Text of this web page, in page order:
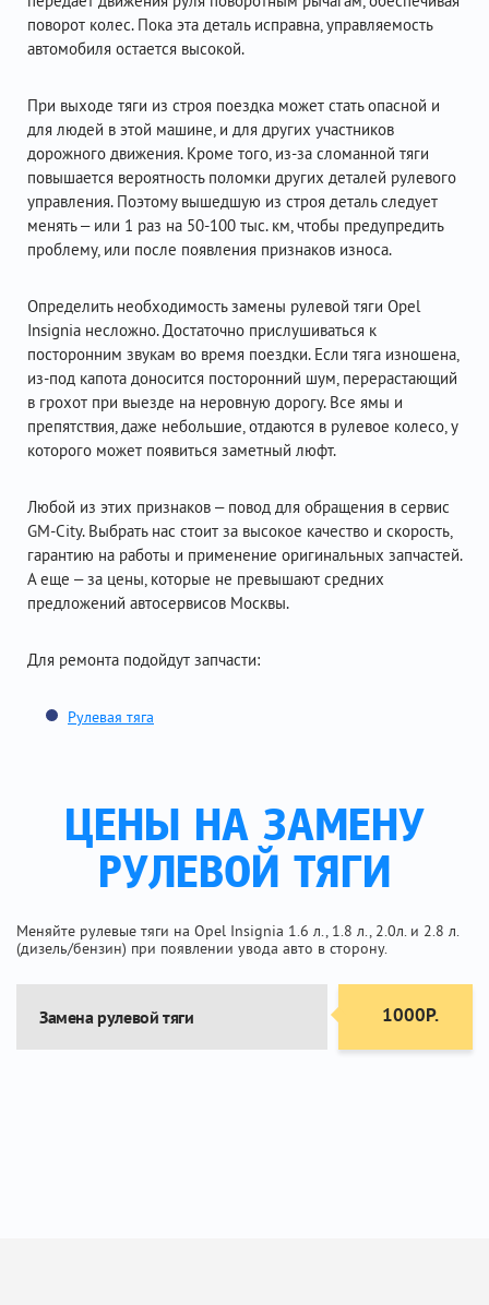
поворот колес. Пока эта деталь исправна, управляемость
автомобиля остается высокой.
При выходе тяги из строя поездка может стать опасной и
для людей в этой машине, и для других участников
дорожного движения. Кроме того, из-за сломанной тяги
повышается вероятность поломки других деталей рулевого
управления. Поэтому вышедшую из строя деталь следует
менять – или 1 раз на 50-100 тыс. км, чтобы предупредить
проблему, или после появления признаков износа.
Определить необходимость замены рулевой тяги Opel
Insignia несложно. Достаточно прислушиваться к
посторонним звукам во время поездки. Если тяга изношена,
из-под капота доносится посторонний шум, перерастающий
в грохот при выезде на неровную дорогу. Все ямы и
препятствия, даже небольшие, отдаются в рулевое колесо, у
которого может появиться заметный люфт.
Любой из этих признаков – повод для обращения в сервис
GM-City. Выбрать нас стоит за высокое качество и скорость,
гарантию на работы и применение оригинальных запчастей.
А еще – за цены, которые не превышают средних
предложений автосервисов Москвы.
Для ремонта подойдут запчасти:
Рулевая тяга
ЦЕНЫ НА ЗАМЕНУ
РУЛЕВОЙ ТЯГИ
Меняйте рулевые тяги на Opel Insignia 1.6 л., 1.8 л., 2.0л. и 2.8 л.
(дизель/бензин) при появлении увода авто в сторону.
Замена рулевой тяги 1000Р.